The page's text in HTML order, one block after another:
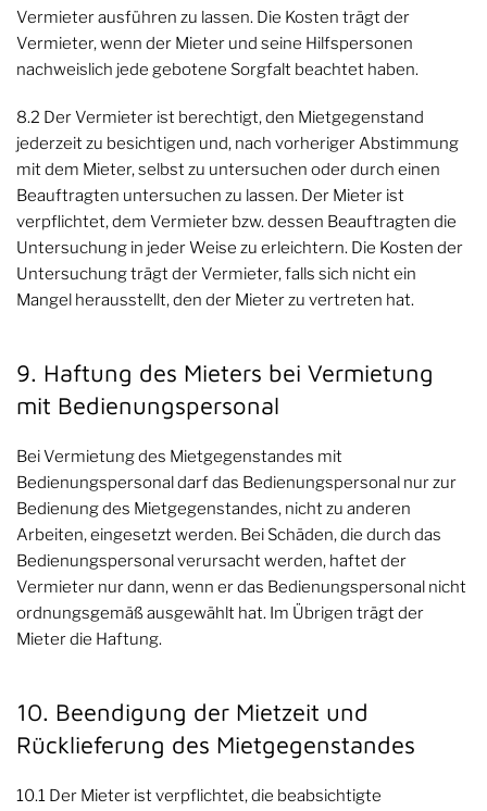
Vermieter ausführen zu lassen. Die Kosten trägt der
Vermieter, wenn der Mieter und seine Hilfspersonen
nachweislich jede gebotene Sorgfalt beachtet haben.
8.2 Der Vermieter ist berechtigt, den Mietgegenstand
jederzeit zu besichtigen und, nach vorheriger Abstimmung
mit dem Mieter, selbst zu untersuchen oder durch einen
Beauftragten untersuchen zu lassen. Der Mieter ist
verpflichtet, dem Vermieter bzw. dessen Beauftragten die
Untersuchung in jeder Weise zu erleichtern. Die Kosten der
Untersuchung trägt der Vermieter, falls sich nicht ein
Mangel herausstellt, den der Mieter zu vertreten hat.
9. Haftung des Mieters bei Vermietung
mit Bedienungspersonal
Bei Vermietung des Mietgegenstandes mit
Bedienungspersonal darf das Bedienungspersonal nur zur
Bedienung des Mietgegenstandes, nicht zu anderen
Arbeiten, eingesetzt werden. Bei Schäden, die durch das
Bedienungspersonal verursacht werden, haftet der
Vermieter nur dann, wenn er das Bedienungspersonal nicht
ordnungsgemäß ausgewählt hat. Im Übrigen trägt der
Mieter die Haftung.
10. Beendigung der Mietzeit und
Rücklieferung des Mietgegenstandes
10.1 Der Mieter ist verpflichtet, die beabsichtigte